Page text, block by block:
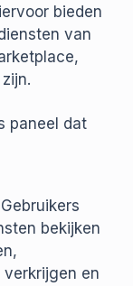
bieden
van
paneel dat
bekijken
en